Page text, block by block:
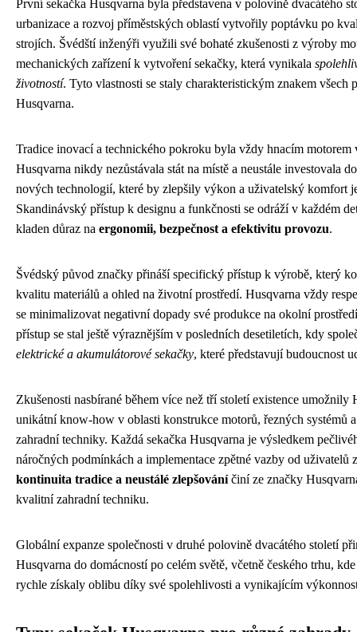
První sekačka Husqvarna byla představena v polovině dvacátého
urbanizace a rozvoj příměstských oblastí vytvořily poptávku po
strojích. Švédští inženýři využili své bohaté zkušenosti z výroby
mechanických zařízení k vytvoření sekačky, která vynikala
životností. Tyto vlastnosti se staly charakteristickým znakem všech
Husqvarna.
Tradice inovací a technického pokroku byla vždy hnacím motorem
Husqvarna nikdy nezůstávala stát na místě a neustále investovala
nových technologií, které by zlepšily výkon a uživatelský komfort
Skandinávský přístup k designu a funkčnosti se odráží v každém
kladen důraz na ergonomii, bezpečnost a efektivitu provozu.
Švédský původ značky přináší specifický přístup k výrobě, který
kvalitu materiálů a ohled na životní prostředí. Husqvarna vždy
se minimalizovat negativní dopady své produkce na okolní
přístup se stal ještě výraznějším v posledních desetiletích, kdy
elektrické a akumulátorové sekačky, které představují budoucnost
Zkušenosti nasbírané během více než tří století existence umožnily
unikátní know-how v oblasti konstrukce motorů, řezných systémů
zahradní techniky. Každá sekačka Husqvarna je výsledkem
náročných podmínkách a implementace zpětné vazby od uživatelů
kontinuita tradice a neustálé zlepšováníčiní ze značky
kvalitní zahradní techniku.
Globální expanze společnosti v druhé polovině dvacátého století
Husqvarna do domácností po celém světě, včetně českého trhu,
rychle získaly oblibu díky své spolehlivosti a vynikajícím